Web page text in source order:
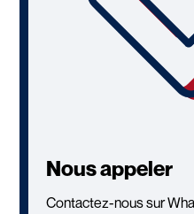
Nous appeler
Contactez-nous sur